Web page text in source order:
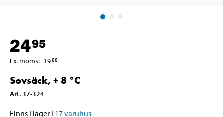
2495
Ex. moms: 1988
Sovsäck, + 8 °C
Art. 37-324
Finns i lager i 17varuhus